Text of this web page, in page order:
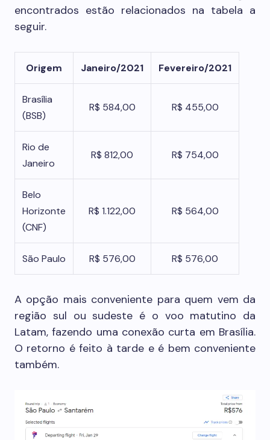
encontrados estão relacionados na tabela a
seguir.
Origem Janeiro/2021 Fevereiro/2021
Brasília
(BSB)
R$ 584,00 R$ 455,00
Rio de
Janeiro
R$ 812,00 R$ 754,00
Belo
Horizonte
(CNF)
R$ 1.122,00 R$ 564,00
São Paulo R$ 576,00 R$ 576,00
A opção mais conveniente para quem vem da
região sul ou sudeste é o voo matutino da
Latam, fazendo uma conexão curta em Brasília.
O retorno é feito à tarde e é bem conveniente
também.